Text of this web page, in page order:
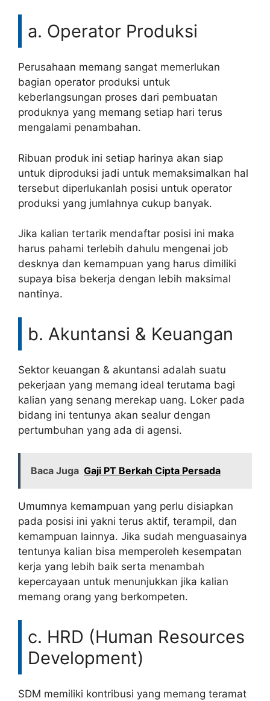
a. Operator Produksi
Perusahaan memang sangat memerlukan
bagian operator produksi untuk
keberlangsungan proses dari pembuatan
produknya yang memang setiap hari terus
mengalami penambahan.
Ribuan produk ini setiap harinya akan siap
untuk diproduksi jadi untuk memaksimalkan hal
tersebut diperlukanlah posisi untuk operator
produksi yang jumlahnya cukup banyak.
Jika kalian tertarik mendaftar posisi ini maka
harus pahami terlebih dahulu mengenai job
desknya dan kemampuan yang harus dimiliki
supaya bisa bekerja dengan lebih maksimal
nantinya.
b. Akuntansi & Keuangan
Sektor keuangan & akuntansi adalah suatu
pekerjaan yang memang ideal terutama bagi
kalian yang senang merekap uang. Loker pada
bidang ini tentunya akan sealur dengan
pertumbuhan yang ada di agensi.
Baca Juga Gaji PT Berkah Cipta Persada
Umumnya kemampuan yang perlu disiapkan
pada posisi ini yakni terus aktif, terampil, dan
kemampuan lainnya. Jika sudah menguasainya
tentunya kalian bisa memperoleh kesempatan
kerja yang lebih baik serta menambah
kepercayaan untuk menunjukkan jika kalian
memang orang yang berkompeten.
c. HRD (Human Resources
Development)
SDM memiliki kontribusi yang memang teramat